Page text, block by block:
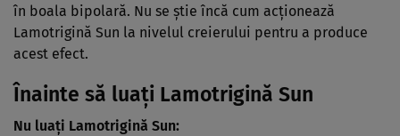
în boala bipolară. Nu se ştie încă cum acţionează
Lamotrigină Sun la nivelul creierului pentru a produce
acest efect.
Înainte să luaţi Lamotrigină Sun
Nu luaţi Lamotrigină Sun: